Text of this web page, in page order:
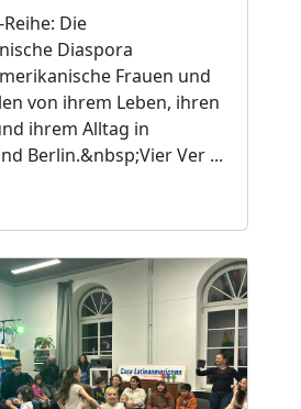
Die
Diaspora
Frauen und
von ihrem Leben, ihren
ihrem Alltag in
Berlin.&nbsp;Vier Ver ...